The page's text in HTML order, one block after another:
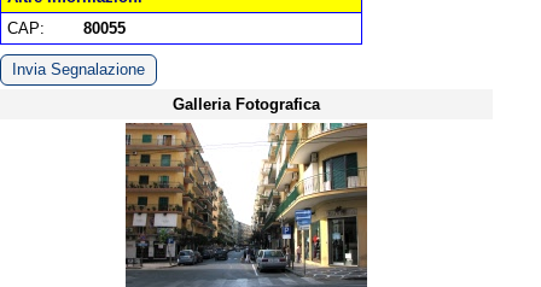
CAP:
80055
Invia Segnalazione
Galleria Fotografica